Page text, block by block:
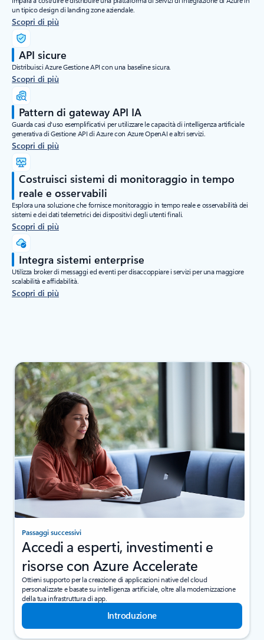
un tipico design di landing zone aziendale.
Scopri di più
API sicure
Distribuisci Azure Gestione API con una baseline sicura.
Scopri di più
Pattern di gateway API IA
Guarda casi d'uso esemplificativi per utilizzare le capacità di intelligenza artificiale
generativa di Gestione API di Azure con Azure OpenAI e altri servizi.
Scopri di più
Costruisci sistemi di monitoraggio in tempo
reale e osservabili
Esplora una soluzione che fornisce monitoraggio in tempo reale e osservabilità dei
sistemi e dei dati telemetrici dei dispositivi degli utenti finali.
Scopri di più
Integra sistemi enterprise
Utilizza broker di messaggi ed eventi per disaccoppiare i servizi per una maggiore
scalabilità e affidabilità.
Scopri di più
Passaggi successivi
Accedi a esperti, investimenti e
risorse con Azure Accelerate
Ottieni supporto per la creazione di applicazioni native del cloud
personalizzate e basate su intelligenza artificiale, oltre alla modernizzazione
della tua infrastruttura di app.
Introduzione